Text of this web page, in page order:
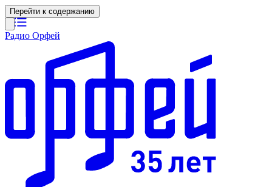
Перейти к содержанию
Радио Орфей